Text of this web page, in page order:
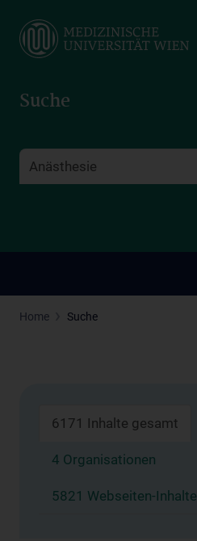
main
Suche
Home Suche
6171 Inhalte gesamt
4 Organisationen
5821 Webseiten-Inhalte